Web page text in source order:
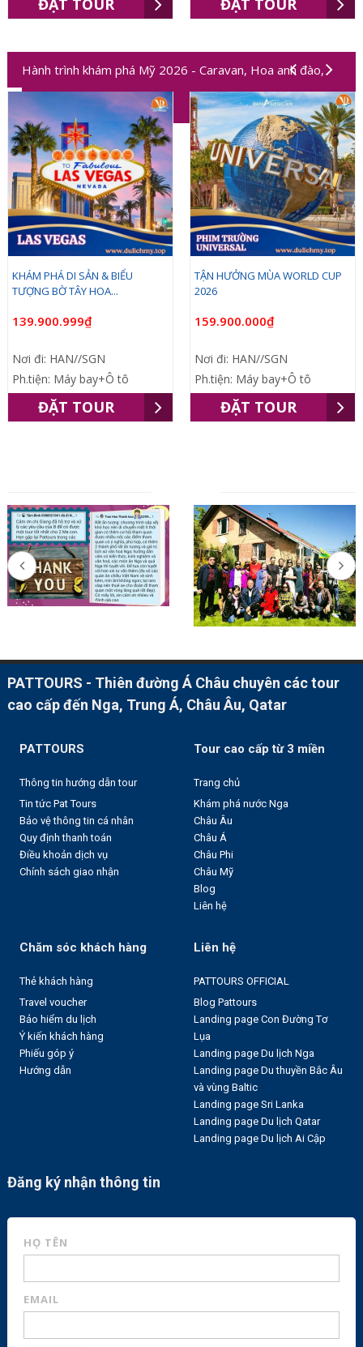
ĐẶT TOUR ĐẶT TOUR
Hành trình khám phá Mỹ 2026 - Caravan, Hoa anh đào,
Worldcup 2026
KHÁM PHÁ DI SẢN & BIỂU
TƯỢNG BỜ TÂY HOA...
139.900.999₫
Nơi đi: HAN//SGN
Ph.tiện: Máy bay+Ô tô
ĐẶT TOUR
TẬN HƯỞNG MÙA WORLD CUP
2026
159.900.000₫
Nơi đi: HAN//SGN
Ph.tiện: Máy bay+Ô tô
ĐẶT TOUR
PATTOURS - Thiên đường Á Châu chuyên các tour
cao cấp đến Nga, Trung Á, Châu Âu, Qatar
PATTOURS
Thông tin hướng dẫn tour
Tin tức Pat Tours
Bảo vệ thông tin cá nhân
Quy định thanh toán
Điều khoản dịch vụ
Chính sách giao nhận
Tour cao cấp từ 3 miền
Trang chủ
Khám phá nước Nga
Châu Âu
Châu Á
Châu Phi
Châu Mỹ
Blog
Liên hệ
Chăm sóc khách hàng
Thẻ khách hàng
Travel voucher
Bảo hiểm du lịch
Ý kiến khách hàng
Phiếu góp ý
Hướng dẫn
Liên hệ
PATTOURS OFFICIAL
Blog Pattours
Landing page Con Đường Tơ
Lụa
Landing page Du lịch Nga
Landing page Du thuyền Bắc Âu
và vùng Baltic
Landing page Sri Lanka
Landing page Du lịch Qatar
Landing page Du lịch Ai Cập
Đăng ký nhận thông tin
HỌ TÊN
EMAIL